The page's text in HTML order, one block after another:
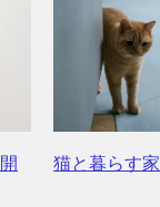
猫と暮らす家